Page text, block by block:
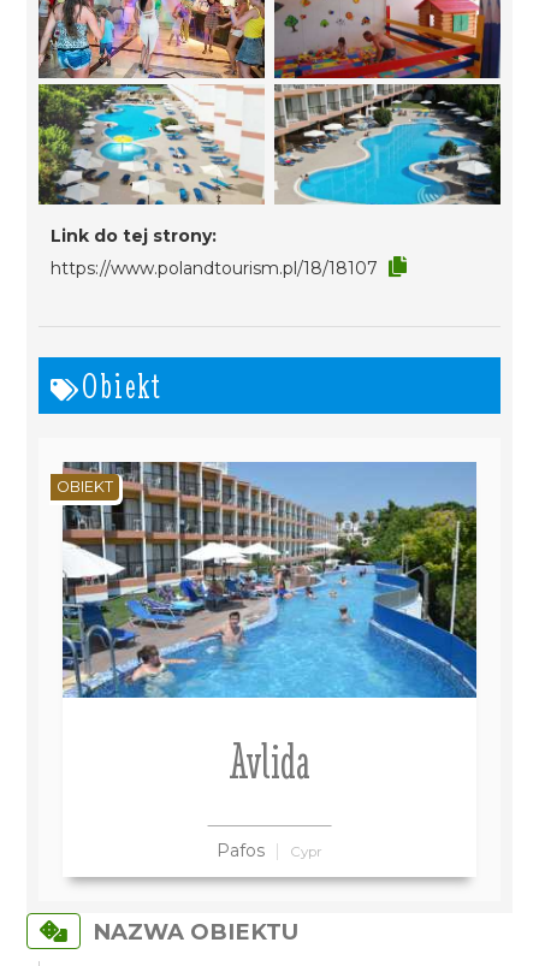
Link do tej strony:
https://www.polandtourism.pl/18/18107
Obiekt
Avlida
Pafos Cypr
OBIEKT
NAZWA OBIEKTU